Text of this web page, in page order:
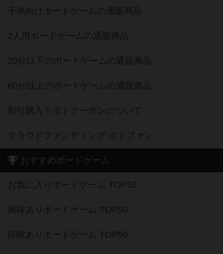
子供向けボードゲームの通販商品
2人用ボードゲームの通販商品
20分以下のボードゲームの通販商品
60分以上のボードゲームの通販商品
割引購入！ボドクーポンについて
クラウドファンディング ボドファン
おすすめボードゲーム
お気に入りボードゲーム TOP50
興味ありボードゲーム TOP50
経験ありボードゲーム TOP50